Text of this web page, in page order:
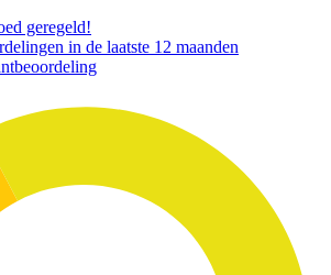
geregeld!
in de laatste 12 maanden